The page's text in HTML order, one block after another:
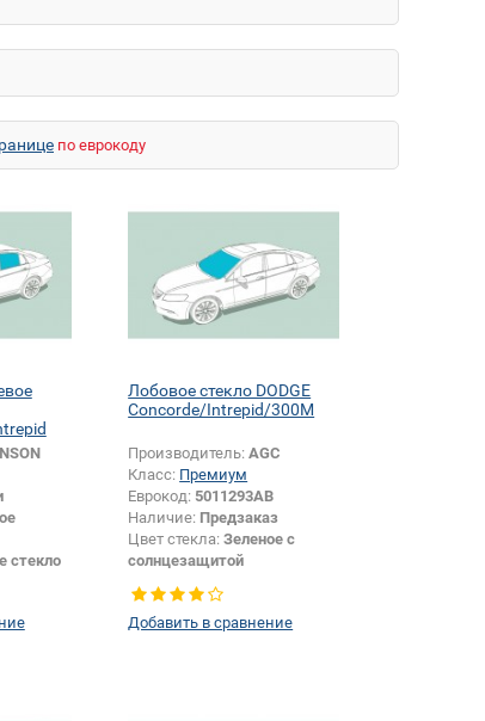
по еврокоду
стекло
Лобовое стекло DODGE
Concorde/Intrepid/300M
Производитель:AGC
Класс: Премиум
Еврокод: 5011293AB
Наличие: Предзаказ
Цвет стекла:Зеленое с
солнцезащитой
Цвет полосы:
Тип кузова:Седан
Добавить в сравнение